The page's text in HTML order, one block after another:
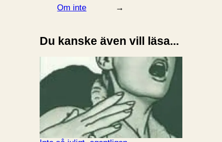
Om inte
→
Du kanske även vill läsa...